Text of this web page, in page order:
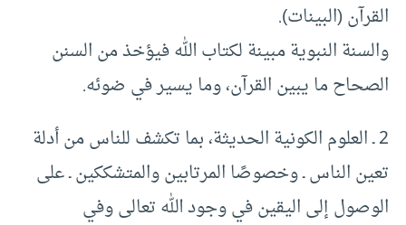
القرآن (البينات).
والسنة النبوية مبينة لكتاب الله فيؤخذ من السنن
الصحاح ما يبين القرآن، وما يسير في ضوئه.
2 ـ العلوم الكونية الحديثة، بما تكشف للناس من أدلة
تعين الناس ـ وخصوصًا المرتابين والمتشككين ـ على
الوصول إلى اليقين في وجود الله تعالى وفي